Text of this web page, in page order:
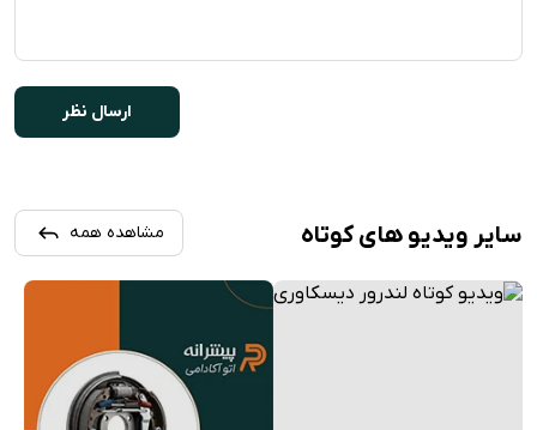
سایر ویدیو های کوتاه مشاهده همه